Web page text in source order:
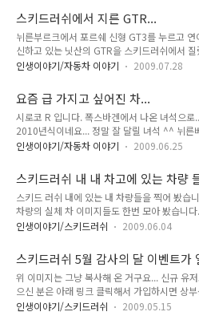
들은 오로스에서만 활동을 해서 뭔가 새로운 것
데 그러한 목마름을 해결해 주는 도시가 나온 것
씩 살펴 보겠습니다. 미트로 시티에 처음 들어
미트로시티 국제공항입니다. 각종 퀘스트, 주
있습니다. 공항이니 만큼 비행기 앞에서 한번 찍
르게 아주 무성하게 잘 자란 가로수가 멋있어
길에 보이는 지하철 역입니..
스키드러쉬에서 지른 GTR...
뉘른부르크에서 포르쉐 신형 GT3를 누르고 연
신하고 있는 닛산의 GTR을 스키드러쉬에서
르크 기록 갱신과 관련된 자세한 내용은 하쿠님
시면 될 듯 합니다. 스키드 러쉬에서 차량 등급
오지만, 일전에 Duel(부가티 베이롱)의 버그로
레이드 아이템을 사용하여 9등급으로 업했습니
크기가 좀 커서 컨트롤이 힘들다고 하는데, 어
는 상태에서 뽀대만 보고 질렀습니다. ㅎㅎ 실제
이제 당분간 9등급 차량 지르는 건 중지 해야 할
인생이야기/자동차 이야기 2009.07.28
요즘 급 가지고 싶어진 차...
시로코 R 입니다. 폭스바겐에서 나온 녀석으로
2010년식이네요... 정말 잘 달릴 녀석 ^^ 뉘른
위권 내에 들었다고 하더군요. ㅎㄷㄷ한 슈퍼카
도에서 잘 달리는 녀석이란게 증명된 차 인 듯
우디 + 람보르기니가 합쳐지니 차 정말 맘에 들
스키드러쉬에서 나오면 바로 지르겠습니다. ㅎ
인생이야기/자동차 이야기 2009.06.25
스키드러쉬 내 내 차고에 있는 차량
스키드 러쉬 내에 있는 내 차량들을 찍어 봤습
차량의 실체 차 이미지들도 한번 모아 봤습니
정확히 차종을 몰라서 이미지를 못구하겠고,
턴마틴 뱅퀴시, 포르쉐 Carrera GT, Bentley
등도 사고 싶은 차량 목록에 올라 있네요 ㅎ 물
임 내에서... 실제 현실에서는 한대 가지기도 힘
인생이야기/스키드러쉬 2009.06.04
스키드러쉬 5월 감사의 달 이벤트가
위 이미지는 그냥 복사해 온 거구요... 신규 유
으신 분은 아래 링크 클릭해서 가입하시면 상
ㅎㅎ http://hani.hangame.com/exfriend/
인생이야기/스키드러쉬 2009.05.15